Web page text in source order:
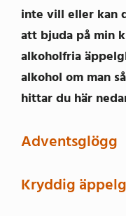
inte vill eller kan
att bjuda på min
alkoholfria
alkohol om man
hittar du här
Adventsglögg
Kryddig